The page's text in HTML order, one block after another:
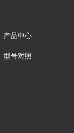
产品中心
型号对照